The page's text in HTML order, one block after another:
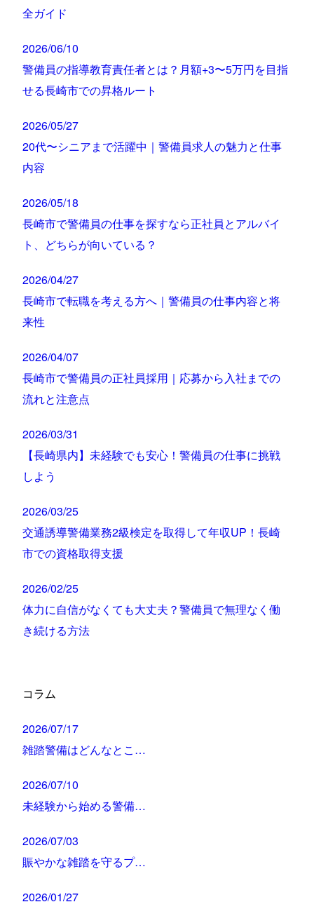
全ガイド
2026/06/10
警備員の指導教育責任者とは？月額+3〜5万円を目指
せる長崎市での昇格ルート
2026/05/27
20代〜シニアまで活躍中｜警備員求人の魅力と仕事
内容
2026/05/18
長崎市で警備員の仕事を探すなら正社員とアルバイ
ト、どちらが向いている？
2026/04/27
長崎市で転職を考える方へ｜警備員の仕事内容と将
来性
2026/04/07
長崎市で警備員の正社員採用｜応募から入社までの
流れと注意点
2026/03/31
【長崎県内】未経験でも安心！警備員の仕事に挑戦
しよう
2026/03/25
交通誘導警備業務2級検定を取得して年収UP！長崎
市での資格取得支援
2026/02/25
体力に自信がなくても大丈夫？警備員で無理なく働
き続ける方法
コラム
2026/07/17
雑踏警備はどんなとこ…
2026/07/10
未経験から始める警備…
2026/07/03
賑やかな雑踏を守るプ…
2026/01/27